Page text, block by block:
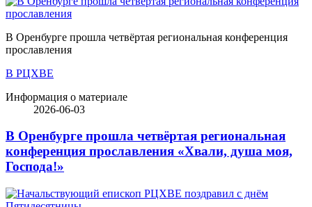
В Оренбурге прошла четвёртая региональная конференция
прославления
В РЦХВЕ
Информация о материале
2026-06-03
В Оренбурге прошла четвёртая региональная
конференция прославления «Хвали, душа моя,
Господа!»